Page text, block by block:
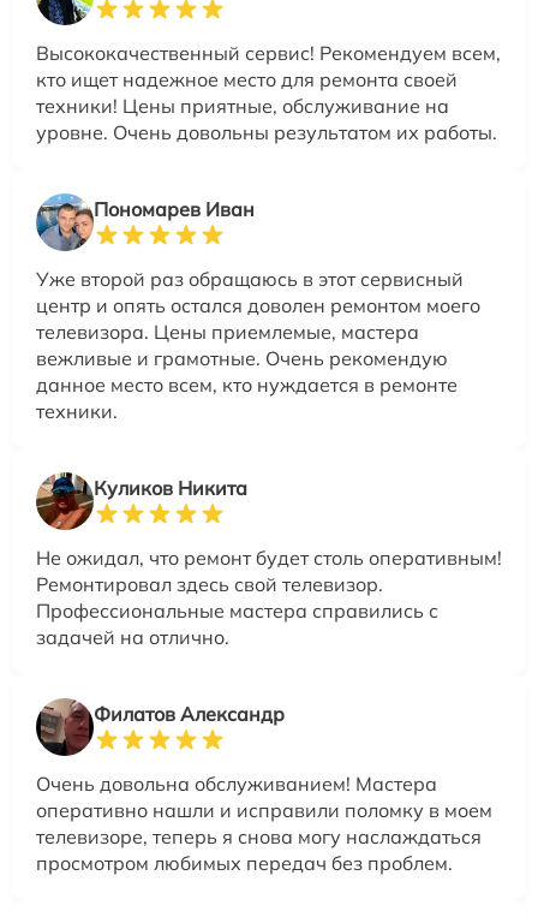
Высококачественный сервис! Рекомендуем всем,
кто ищет надежное место для ремонта своей
техники! Цены приятные, обслуживание на
уровне. Очень довольны результатом их работы.
Пономарев Иван
Уже второй раз обращаюсь в этот сервисный
центр и опять остался доволен ремонтом моего
телевизора. Цены приемлемые, мастера
вежливые и грамотные. Очень рекомендую
данное место всем, кто нуждается в ремонте
техники.
Куликов Никита
Не ожидал, что ремонт будет столь оперативным!
Ремонтировал здесь свой телевизор.
Профессиональные мастера справились с
задачей на отлично.
Филатов Александр
Очень довольна обслуживанием! Мастера
оперативно нашли и исправили поломку в моем
телевизоре, теперь я снова могу наслаждаться
просмотром любимых передач без проблем.